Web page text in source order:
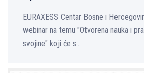
EURAXESS Centar Bosne i
webinar na temu "Otvorena nauka i
svojine" koji će s...